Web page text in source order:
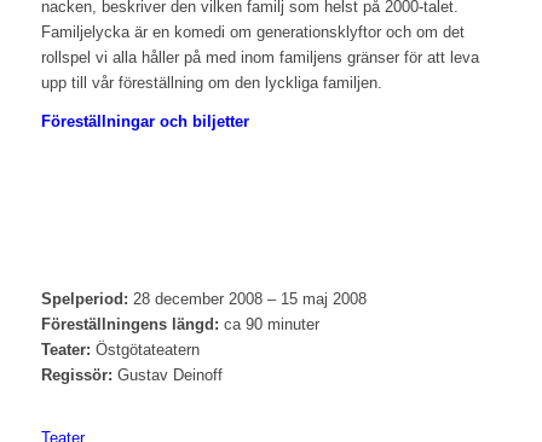
nacken, beskriver den vilken familj som helst på 2000-talet.
Familjelycka är en komedi om generationsklyftor och om det
rollspel vi alla håller på med inom familjens gränser för att leva
upp till vår föreställning om den lyckliga familjen.
Föreställningar och biljetter
Spelperiod: 28 december 2008 – 15 maj 2008
Föreställningens längd: ca 90 minuter
Teater: Östgötateatern
Regissör: Gustav Deinoff
Teater